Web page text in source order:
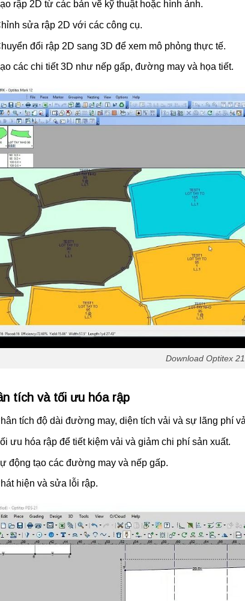
rập 2D từ các bản vẽ kỹ thuật hoặc hình ảnh.
sửa rập 2D với các công cụ.
đổi rập 2D sang 3D để xem mô phỏng thực tế.
các chi tiết 3D như nếp gấp, đường may và họa tiết.
Download Optitex
tích và tối ưu hóa rập
tích độ dài đường may, diện tích vải và sự lãng phí
ưu hóa rập để tiết kiệm vải và giảm chi phí sản xuất.
động tạo các đường may và nếp gấp.
hiện và sửa lỗi rập.